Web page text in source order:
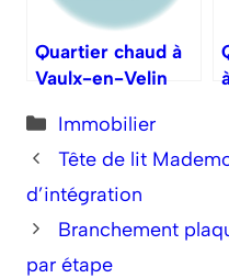
Quartier chaud à
Vaulx-en-Velin
Catégories
Immobilier
Tête de lit
d’intégration
Branchement
par étape